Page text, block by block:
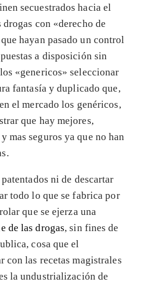
secuestrados hacia el
con «derecho de
hayan pasado un control
a disposición sin
«genericos» seleccionar
fantasía y duplicado que,
el mercado los genéricos,
que hay mejores,
mas seguros ya que no han
ni de descartar
todo lo que se fabrica por
que se ejerza una
de las drogas, sin fines de
cosa que el
con las recetas magistrales
la undustrialización de